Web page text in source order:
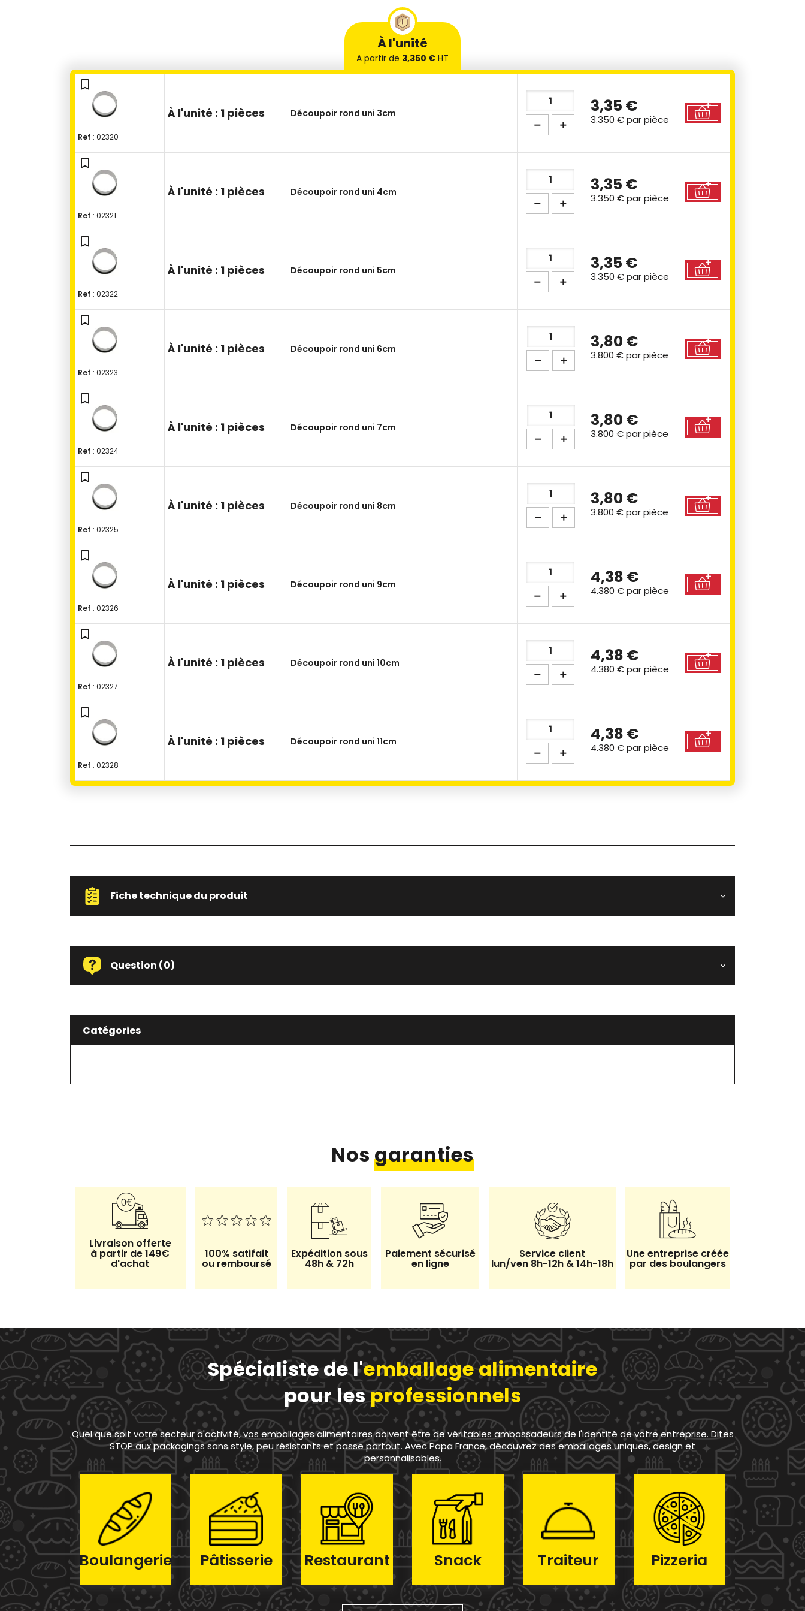
À l'unité
A partir de 3,350 € HT
bookmark_outline
Ref : 02320
À l'unité : 1 pièces Découpoir rond uni 3cm 3,35 €
3.350 €par pièce
bookmark_outline
Ref : 02321
À l'unité : 1 pièces Découpoir rond uni 4cm 3,35 €
3.350 €par pièce
bookmark_outline
Ref : 02322
À l'unité : 1 pièces Découpoir rond uni 5cm 3,35 €
3.350 €par pièce
bookmark_outline
Ref : 02323
À l'unité : 1 pièces Découpoir rond uni 6cm 3,80 €
3.800 €par pièce
bookmark_outline
Ref : 02324
À l'unité : 1 pièces Découpoir rond uni 7cm 3,80 €
3.800 €par pièce
bookmark_outline
Ref : 02325
À l'unité : 1 pièces Découpoir rond uni 8cm 3,80 €
3.800 €par pièce
bookmark_outline
Ref : 02326
À l'unité : 1 pièces Découpoir rond uni 9cm 4,38 €
4.380 €par pièce
bookmark_outline
Ref : 02327
À l'unité : 1 pièces Découpoir rond uni 10cm 4,38 €
4.380 €par pièce
bookmark_outline
Ref : 02328
À l'unité : 1 pièces Découpoir rond uni 11cm 4,38 €
4.380 €par pièce
Fiche technique du produit
Question (0)
Catégories
Nosgaranties
Livraison offerte
à partir de 149€
d'achat
100% satifait
ou remboursé
Expédition sous
48h & 72h
Paiement sécurisé
en ligne
Service client
lun/ven 8h-12h & 14h-18h
Une entreprise créée
par des boulangers
Spécialiste de l'emballage alimentaire
pour lesprofessionnels
Quel que soit votre secteur d'activité, vos emballages alimentaires doivent être de véritables ambassadeurs de l'identité de votre entreprise. Dites
STOP aux packagings sans style, peu résistants et passe partout. Avec Papa France, découvrez des emballages uniques, design et
personnalisables.
Boulangerie Pâtisserie Restaurant Snack Traiteur Pizzeria